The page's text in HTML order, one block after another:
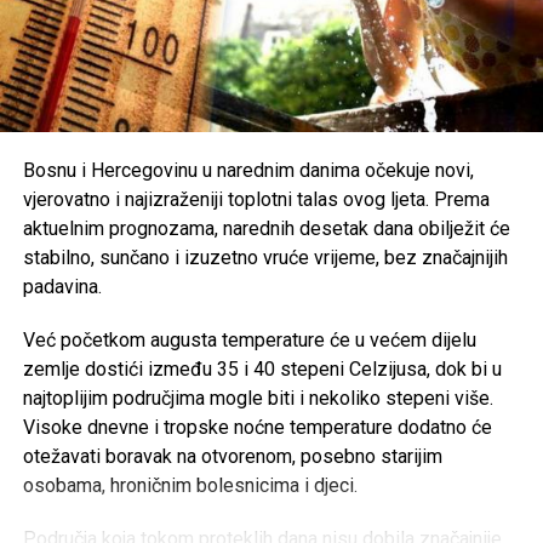
spreman žrtvovati doslovce sve za svoje ideale:
„Bio sam musliman i to ću i ostati. Osjećao sam se borcem
za stvar islama u svijetu i time ću se osjećati do kraja
života. Jer, islam je za mene drugo ime za sve što je lijepo
i plemenito i ime za obećanje ili nadu u bolju budućnost
muslimanskih naroda, za njihov život u dostojanstvu i
slobodi, jednom riječju, za sve ono za što je po mom
uvjerenju bilo vrijedno živjeti.“
Alija Izetbegović je nedvosmisleno jedan od najvećih
državnika i mislilaca modernog bosanskohercegovačkog
doba, prvenstveno simbolizira borbu Bosne i Hercegovine
za njenu opstojnost, afirmaciju bošnjačkog nacionalnog
identiteta, borbu za demokratiju, ljudska prava, i slobodu
svakog čovjeka.
Po izlasku iz zatvora na poziv svog prijatelja Adila
Zulfikarpasica odlazi u Zürich. Godine 1989.
Poseban oprez savjetuje sestarijim osobama, djeci,
hroničnim bolesnicima i svima koji rade na otvorenom
,
uz preporuku da se pridržavaju savjeta ljekara i, ukoliko je
moguće, borave u rashlađenim prostorijama tokom
najtoplijeg dijela dana.
Share Post
Share
Tweet Share
Bosnu i Hercegovinu u narednim danima očekuje novi,
vjerovatno i najizraženiji toplotni talas ovog ljeta. Prema
aktuelnim prognozama, narednih desetak dana obilježit će
stabilno, sunčano i izuzetno vruće vrijeme, bez značajnijih
padavina.
Već početkom augusta temperature će u većem dijelu
zemlje dostići između 35 i 40 stepeni Celzijusa, dok bi u
najtoplijim područjima mogle biti i nekoliko stepeni više.
Visoke dnevne i tropske noćne temperature dodatno će
otežavati boravak na otvorenom, posebno starijim
osobama, hroničnim bolesnicima i djeci.